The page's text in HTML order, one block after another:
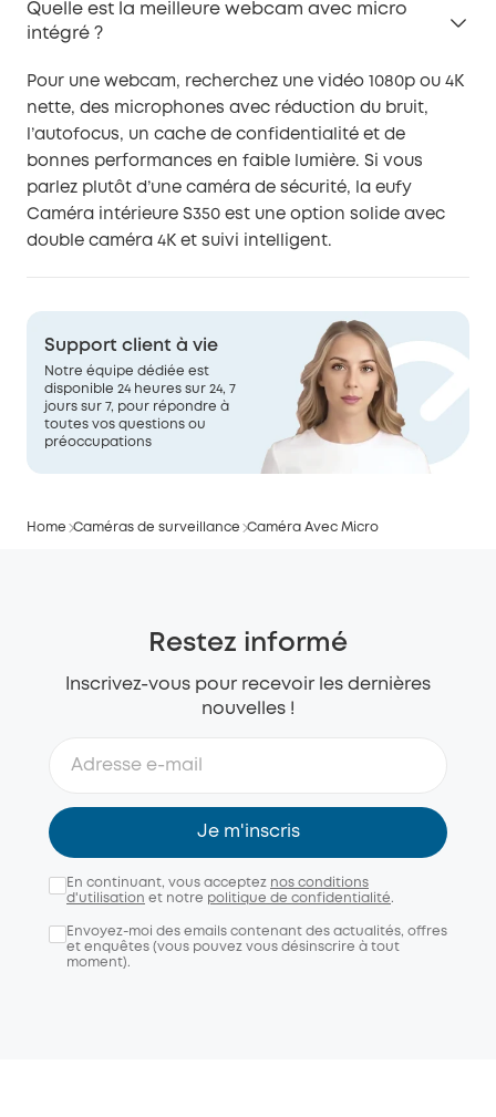
Quelle est la meilleure webcam avec micro
intégré ?
Pour une webcam, recherchez une vidéo 1080p ou 4K
nette, des microphones avec réduction du bruit,
l’autofocus, un cache de confidentialité et de
bonnes performances en faible lumière. Si vous
parlez plutôt d’une caméra de sécurité, la eufy
Caméra intérieure S350 est une option solide avec
double caméra 4K et suivi intelligent.
Support client à vie
Notre équipe dédiée est
disponible 24 heures sur 24, 7
jours sur 7, pour répondre à
toutes vos questions ou
préoccupations
Home Caméras de surveillance Caméra Avec Micro
Restez informé
Inscrivez-vous pour recevoir les dernières
nouvelles !
Je m'inscris
En continuant, vous acceptez nos conditions
d'utilisation et notre politique de confidentialité.
Envoyez-moi des emails contenant des actualités, offres
et enquêtes (vous pouvez vous désinscrire à tout
moment).